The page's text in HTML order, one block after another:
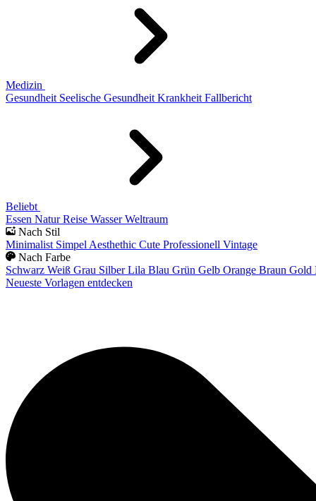
Medizin
Gesundheit Seelische Gesundheit Krankheit Fallbericht
Beliebt
Essen Natur Reise Wasser Weltraum
Nach Stil
Minimalist Simpel Aesthethic Cute Professionell Vintage
Nach Farbe
Schwarz Weiß Grau Silber Lila Blau Grün Gelb Orange Braun Gold
Neueste Vorlagen entdecken